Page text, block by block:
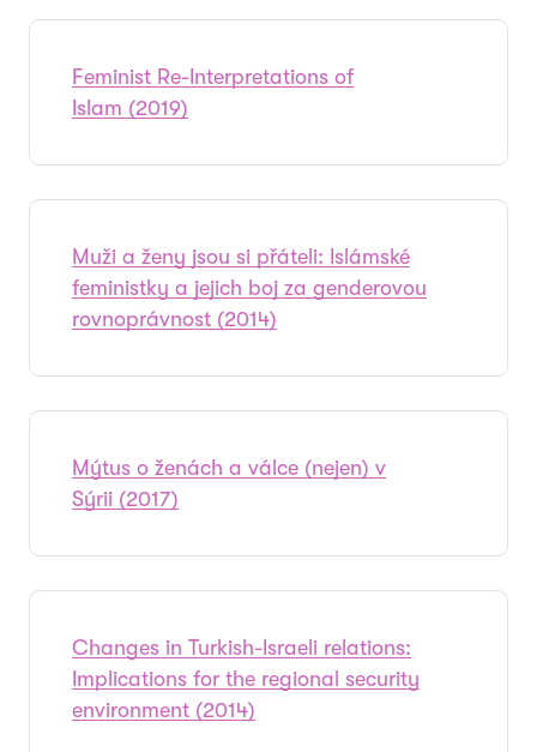
Feminist Re-Interpretations of
Islam (2019)
Muži a ženy jsou si přáteli: Islámské
feministky a jejich boj za genderovou
rovnoprávnost (2014)
Mýtus o ženách a válce (nejen) v
Sýrii (2017)
Changes in Turkish-Israeli relations:
Implications for the regional security
environment (2014)